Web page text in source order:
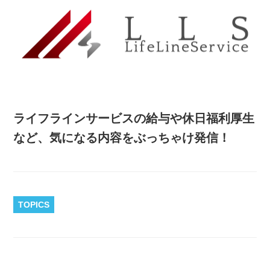
ライフラインサービスの給与や休日福利厚生
など、気になる内容をぶっちゃけ発信！
TOPICS